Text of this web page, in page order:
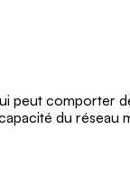
peut comporter
du